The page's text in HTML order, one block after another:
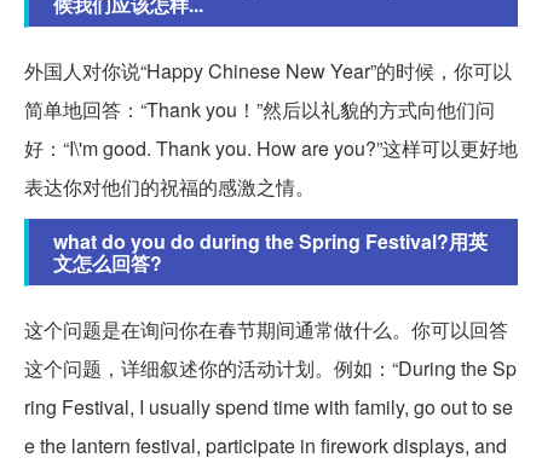
外国人对你说“Happy Chinese New Year”的时候，你可以
简单地回答：“Thank you！”然后以礼貌的方式向他们问
好：“I\'m good. Thank you. How are you?”这样可以更好地
表达你对他们的祝福的感激之情。
what do you do during the Spring Festival?用英
文怎么回答?
这个问题是在询问你在春节期间通常做什么。你可以回答
这个问题，详细叙述你的活动计划。例如：“During the Sp
ring Festival, I usually spend time with family, go out to se
e the lantern festival, participate in firework displays, and